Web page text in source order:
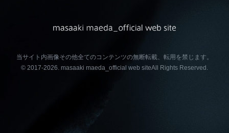
当サイト内画像その他全てのコンテンツの無断転載、転用を禁じます。
© 2017-2026. masaaki maeda_official web siteAll Rights Reserved.